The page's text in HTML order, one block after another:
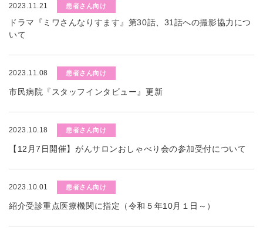
2023.11.21 患者さん向け
ドラマ『ミワさんなりすます』第30話、31話への撮影協力につ
いて
2023.11.08 患者さん向け
市民病院『スタッフインタビュー』更新
2023.10.18 患者さん向け
【12月7日開催】がんサロンおしゃべり会の参加受付について
2023.10.01 患者さん向け
紹介受診重点医療機関に指定（令和５年10月１日～）